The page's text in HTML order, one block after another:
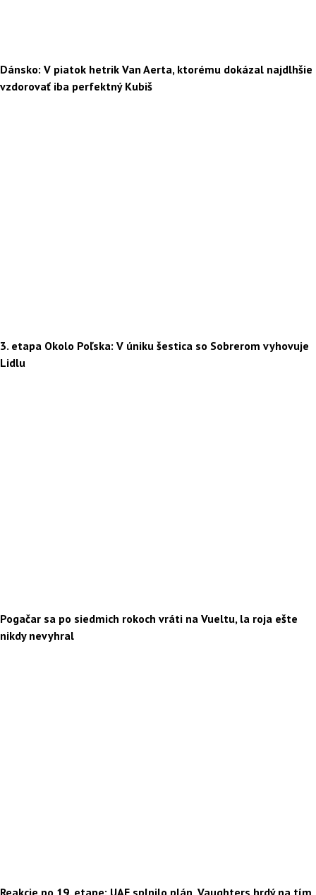
Dánsko: V piatok hetrik Van Aerta, ktorému dokázal najdlhšie
vzdorovať iba perfektný Kubiš
3. etapa Okolo Poľska: V úniku šestica so Sobrerom vyhovuje
Lidlu
Pogačar sa po siedmich rokoch vráti na Vueltu, la roja ešte
nikdy nevyhral
Reakcie po 19. etape: UAE splnilo plán, Vaughters hrdý na tím